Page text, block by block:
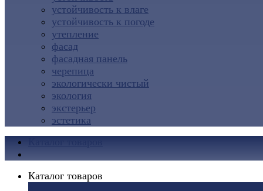
устойчивость к влаге
устойчивость к погоде
утепление
фасад
фасадная панель
черепица
экологически чистый
экология
экстерьер
эстетика
Каталог товаров